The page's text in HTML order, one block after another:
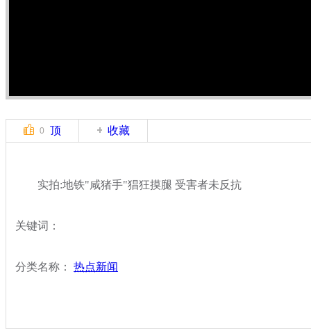
0 顶 收藏
实拍:地铁"咸猪手"猖狂摸腿 受害者未反抗
关键词：
分类名称： 热点新闻